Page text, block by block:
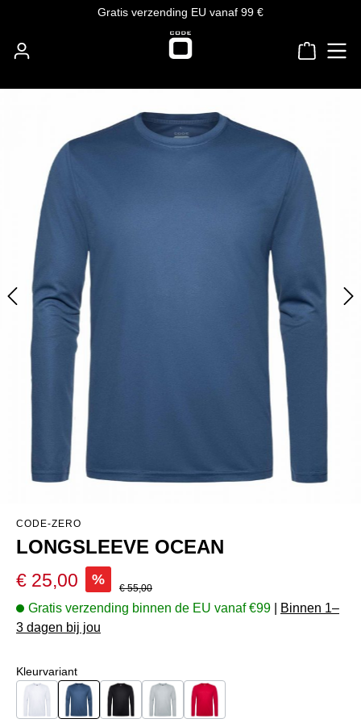
Ga naar de hoofdinhoudGratis verzending EU vanaf 99 €
CODE-ZERO
LONGSLEEVE OCEAN
Verkoopprijs:
€ 25,00 % Normale prijs:
€ 55,00
Gratis verzending binnen de EU vanaf €99
Binnen 1–
3 dagen bij jou
Selecteer
Kleurvariant
White Navy Black Grey
Red